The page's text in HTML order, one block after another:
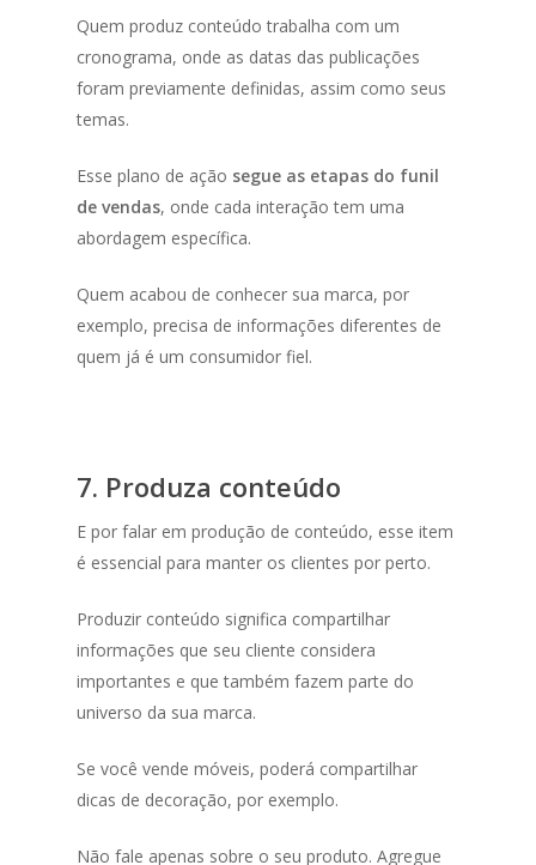
Quem produz conteúdo trabalha com um
cronograma, onde as datas das publicações
foram previamente definidas, assim como seus
temas.
Esse plano de ação segue as etapas do funil
de vendas, onde cada interação tem uma
abordagem específica.
Quem acabou de conhecer sua marca, por
exemplo, precisa de informações diferentes de
quem já é um consumidor fiel.
7. Produza conteúdo
E por falar em produção de conteúdo, esse item
é essencial para manter os clientes por perto.
Produzir conteúdo significa compartilhar
informações que seu cliente considera
importantes e que também fazem parte do
universo da sua marca.
Se você vende móveis, poderá compartilhar
dicas de decoração, por exemplo.
Não fale apenas sobre o seu produto. Agregue